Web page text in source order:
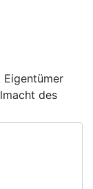
Eigentümer
des